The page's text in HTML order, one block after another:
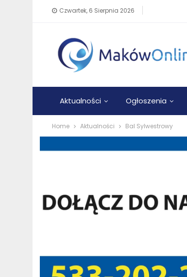
Czwartek, 6 Sierpnia 2026
Aktualności Ogłoszenia
Home Aktualności Bal Sylwestrowy